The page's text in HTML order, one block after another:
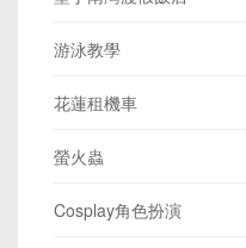
游泳教學
花蓮租機車
螢火蟲
Cosplay角色扮演